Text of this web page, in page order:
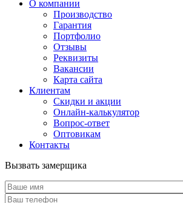
О компании
Производство
Гарантия
Портфолио
Отзывы
Реквизиты
Вакансии
Карта сайта
Клиентам
Скидки и акции
Онлайн-калькулятор
Вопрос-ответ
Оптовикам
Контакты
Вызвать замерщика